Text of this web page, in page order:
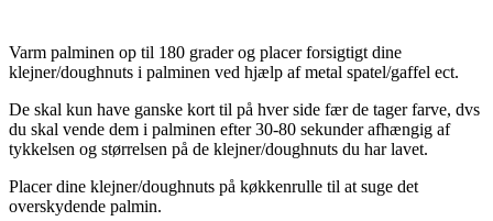
Varm palminen op til 180 grader og placer forsigtigt dine
klejner/doughnuts i palminen ved hjælp af metal spatel/gaffel ect.
De skal kun have ganske kort til på hver side fær de tager farve, dvs
du skal vende dem i palminen efter 30-80 sekunder afhængig af
tykkelsen og størrelsen på de klejner/doughnuts du har lavet.
Placer dine klejner/doughnuts på køkkenrulle til at suge det
overskydende palmin.